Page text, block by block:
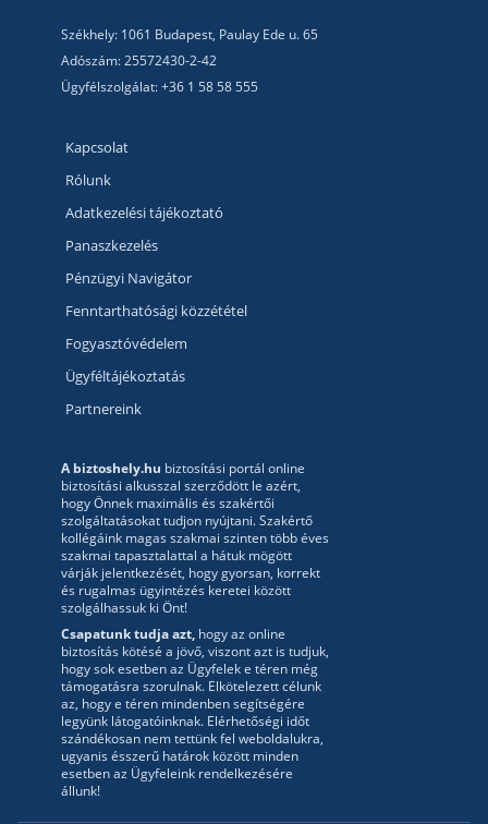
Székhely: 1061 Budapest, Paulay Ede u. 65
Adószám: 25572430-2-42
Ügyfélszolgálat: +36 1 58 58 555
Kapcsolat
Rólunk
Adatkezelési tájékoztató
Panaszkezelés
Pénzügyi Navigátor
Fenntarthatósági közzététel
Fogyasztóvédelem
Ügyféltájékoztatás
Partnereink
A biztoshely.hu biztosítási portál online
biztosítási alkusszal szerződött le azért,
hogy Önnek maximális és szakértői
szolgáltatásokat tudjon nyújtani. Szakértő
kollégáink magas szakmai szinten több éves
szakmai tapasztalattal a hátuk mögött
várják jelentkezését, hogy gyorsan, korrekt
és rugalmas ügyintézés keretei között
szolgálhassuk ki Önt!
Csapatunk tudja azt, hogy az online
biztosítás kötésé a jövő, viszont azt is tudjuk,
hogy sok esetben az Ügyfelek e téren még
támogatásra szorulnak. Elkötelezett célunk
az, hogy e téren mindenben segítségére
legyünk látogatóinknak. Elérhetőségi időt
szándékosan nem tettünk fel weboldalukra,
ugyanis ésszerű határok között minden
esetben az Ügyfeleink rendelkezésére
állunk!